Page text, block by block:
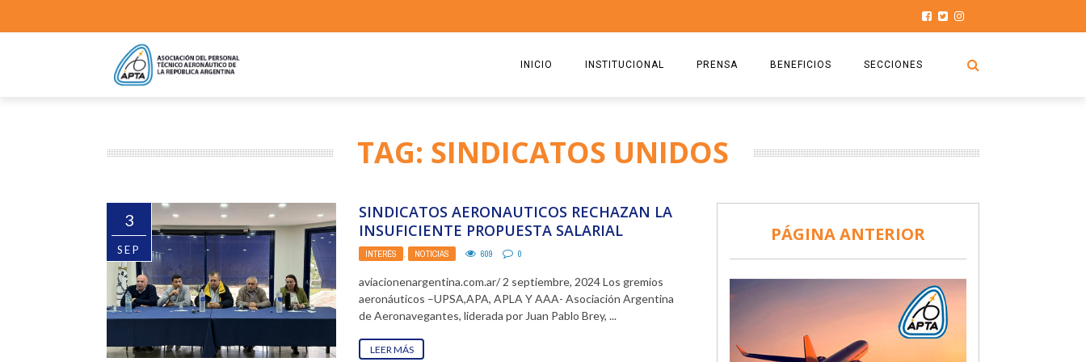
INICIO INSTITUCIONAL
ESTATUTO
RICARDO CIRIELLI
PRENSA
2025
BENEFICIOS
COMISIÓN
DOCUMENTOS
SEGURO DE SEPELIOS
SECCIONES
HISTORIAS DE LUCHA
TURISMO Y RECREACIÓN
TAG: SINDICATOS UNIDOS
3
SEP
SINDICATOS AERONAUTICOS RECHAZAN LA
INSUFICIENTE PROPUESTA SALARIAL
REALIZADA HOY POR AEROLÍNEAS
ARGENTINAS. NUEVA REUNIÓN EL ...
INTERÉS NOTICIAS 609 0
aviacionenargentina.com.ar/ 2 septiembre, 2024 Los gremios
aeronáuticos –UPSA,APA, APLA Y AAA- Asociación Argentina
de Aeronavegantes, liderada por Juan Pablo Brey, ...
LEER MÁS
PÁGINA ANTERIOR